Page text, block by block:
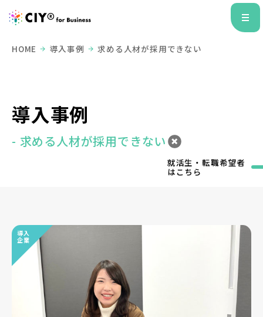
HOME 導入事例 求める人材が採用できない
導入事例
- 求める人材が採用できない
就活生・転職希望者
はこちら
導入
企業